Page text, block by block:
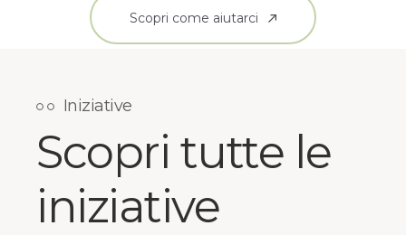
Scopri come aiutarci
Iniziative
Scopri tutte le
iniziative